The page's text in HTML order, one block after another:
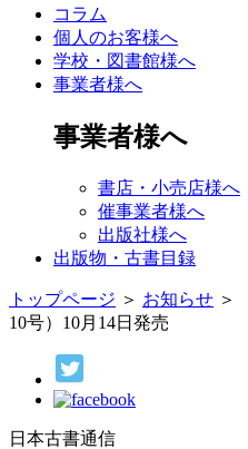
コラム
個人のお客様へ
学校・図書館様へ
事業者様へ
事業者様へ
書店・小売店様へ
催事業者様へ
出版社様へ
出版物・古書目録
トップページ ＞ お知らせ ＞
10号）10月14日発売
日本古書通信